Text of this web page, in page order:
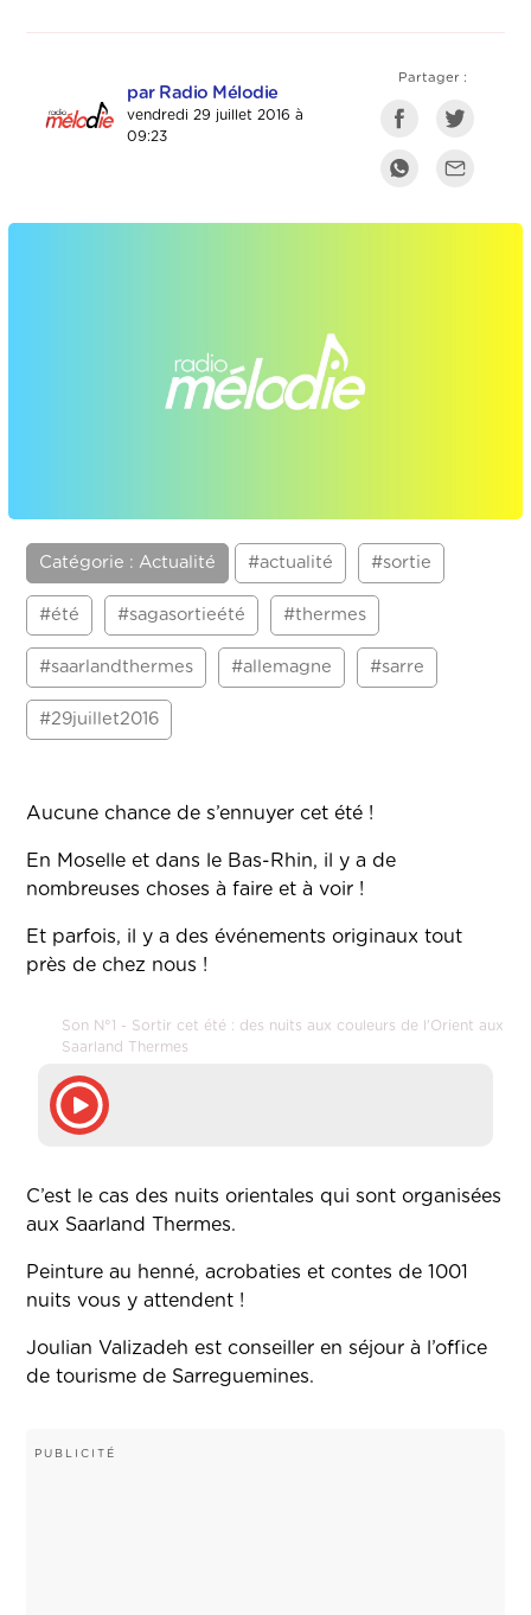
par Radio Mélodie
vendredi 29 juillet 2016 à
09:23
Partager :
Catégorie : Actualité #actualité #sortie
#été #sagasortieété #thermes
#saarlandthermes #allemagne #sarre
#29juillet2016
Aucune chance de s’ennuyer cet été !
En Moselle et dans le Bas-Rhin, il y a de
nombreuses choses à faire et à voir !
Et parfois, il y a des événements originaux tout
près de chez nous !
Son N°1 - Sortir cet été : des nuits aux couleurs de l'Orient aux
Saarland Thermes
C’est le cas des nuits orientales qui sont organisées
aux Saarland Thermes.
Peinture au henné, acrobaties et contes de 1001
nuits vous y attendent !
Joulian Valizadeh est conseiller en séjour à l’office
de tourisme de Sarreguemines.